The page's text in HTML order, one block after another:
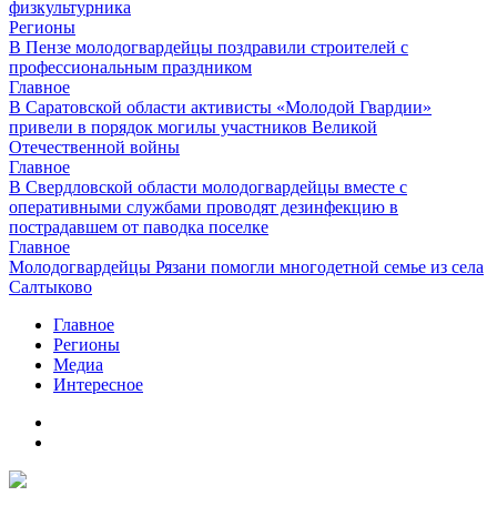
физкультурника
Регионы
В Пензе молодогвардейцы поздравили строителей с
профессиональным праздником
Главное
В Саратовской области активисты «Молодой Гвардии»
привели в порядок могилы участников Великой
Отечественной войны
Главное
В Свердловской области молодогвардейцы вместе с
оперативными службами проводят дезинфекцию в
пострадавшем от паводка поселке
Главное
Молодогвардейцы Рязани помогли многодетной семье из села
Салтыково
Главное
Регионы
Медиа
Интересное